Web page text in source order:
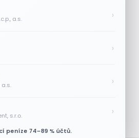
a.s. ›
›
a.s. ›
s.r.o. ›
peníze 74–89 % účtů.
DoorDash vzrostly téměř o
rostou